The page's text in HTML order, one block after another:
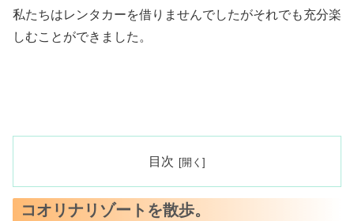
私たちはレンタカーを借りませんでしたがそれでも充分楽
しむことができました。
目次
コオリナリゾートを散歩。